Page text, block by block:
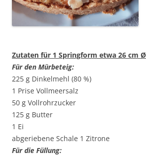
Zutaten für 1 Springform etwa 26 cm
Für den Mürbeteig:
225 g Dinkelmehl (80 %)
1 Prise Vollmeersalz
50 g Vollrohrzucker
125 g Butter
1 Ei
abgeriebene Schale 1 Zitrone
Für die Füllung: